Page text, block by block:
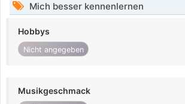
Mich besser kennenlernen
Hobbys
Nicht angegeben
Musikgeschmack